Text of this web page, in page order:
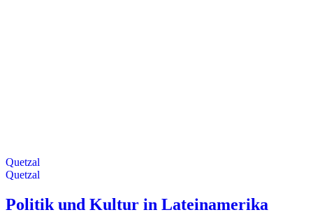
Quetzal
Quetzal
Politik und Kultur in Lateinamerika